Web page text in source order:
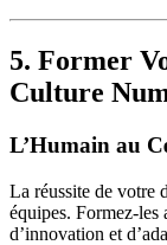
5. Former
Culture
L’Humain au
La réussite de votre
équipes. Formez-les
d’innovation et